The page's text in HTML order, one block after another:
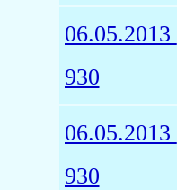
06.05.2013
930
06.05.2013
930